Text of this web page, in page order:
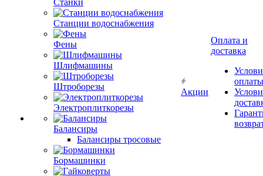
Станки
Станции водоснабжения
Фены
Шлифмашины
Штроборезы
Электроплиткорезы
Балансиры
Балансиры тросовые
Бормашинки
Акции
Оплата и
доставка
оплаты